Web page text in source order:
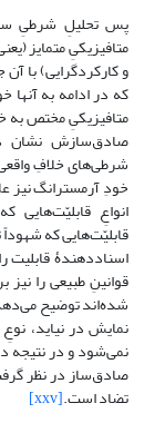
پس تحلیلِ شرطیِ
متافیزیکیِ متمایز
و کارکردگرایی) با
که در ادامه به آنها
متافیزیکیِ مختص به
صادق‌سازش نشان
شرطی‌های خلافِ
خودِ آرمسترانگ نیز
انواعِ قابلیّت‌هایی
قابلیّت‌هایی که
اسناددهندۀ قابلیت
قوانینِ طبیعی را نیز
شده‌اند توضیح
نمایش در نیاید،
نمی‌شود و در نتیجه
صادق‌ساز در نظر
تضاد است.[xxv]